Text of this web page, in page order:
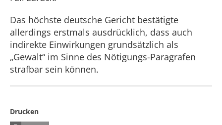
Das höchste deutsche Gericht bestätigte
allerdings erstmals ausdrücklich, dass auch
indirekte Einwirkungen grundsätzlich als
„Gewalt“ im Sinne des Nötigungs-Paragrafen
strafbar sein können.
Drucken